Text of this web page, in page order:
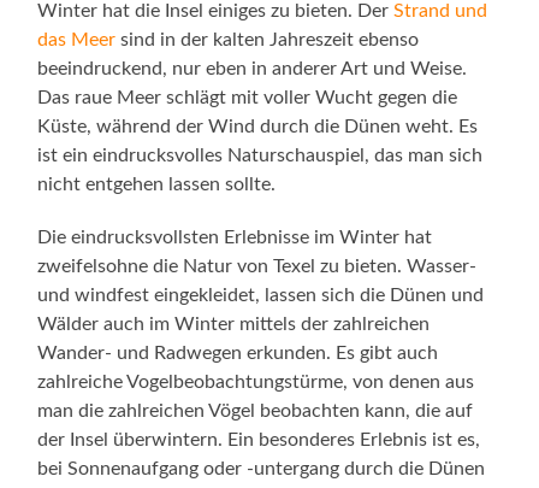
Winter hat die Insel einiges zu bieten. DerStrand und
das Meer sind in der kalten Jahreszeit ebenso
beeindruckend, nur eben in anderer Art und Weise.
Das raue Meer schlägt mit voller Wucht gegen die
Küste, während der Wind durch die Dünen weht. Es
ist ein eindrucksvolles Naturschauspiel, das man sich
nicht entgehen lassen sollte.
Die eindrucksvollsten Erlebnisse im Winter hat
zweifelsohne die Natur von Texel zu bieten. Wasser-
und windfest eingekleidet, lassen sich die Dünen und
Wälder auch im Winter mittels der zahlreichen
Wander- und Radwegen erkunden. Es gibt auch
zahlreiche Vogelbeobachtungstürme, von denen aus
man die zahlreichen Vögel beobachten kann, die auf
der Insel überwintern. Ein besonderes Erlebnis ist es,
bei Sonnenaufgang oder -untergang durch die Dünen